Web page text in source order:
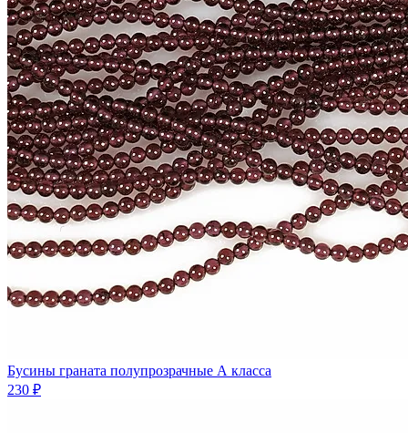
Бусины граната полупрозрачные А класса
230 ₽